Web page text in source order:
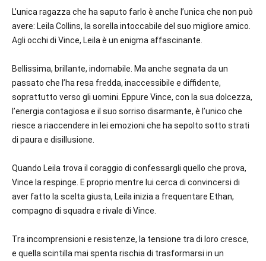
L’unica ragazza che ha saputo farlo è anche l’unica che non può
avere: Leila Collins, la sorella intoccabile del suo migliore amico.
Agli occhi di Vince, Leila è un enigma affascinante.
Bellissima, brillante, indomabile. Ma anche segnata da un
passato che l’ha resa fredda, inaccessibile e diffidente,
soprattutto verso gli uomini. Eppure Vince, con la sua dolcezza,
l’energia contagiosa e il suo sorriso disarmante, è l’unico che
riesce a riaccendere in lei emozioni che ha sepolto sotto strati
di paura e disillusione.
Quando Leila trova il coraggio di confessargli quello che prova,
Vince la respinge. E proprio mentre lui cerca di convincersi di
aver fatto la scelta giusta, Leila inizia a frequentare Ethan,
compagno di squadra e rivale di Vince.
Tra incomprensioni e resistenze, la tensione tra di loro cresce,
e quella scintilla mai spenta rischia di trasformarsi in un